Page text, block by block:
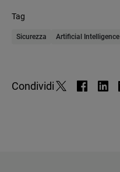
Tag
Sicurezza Artificial Intelligence
Condividi